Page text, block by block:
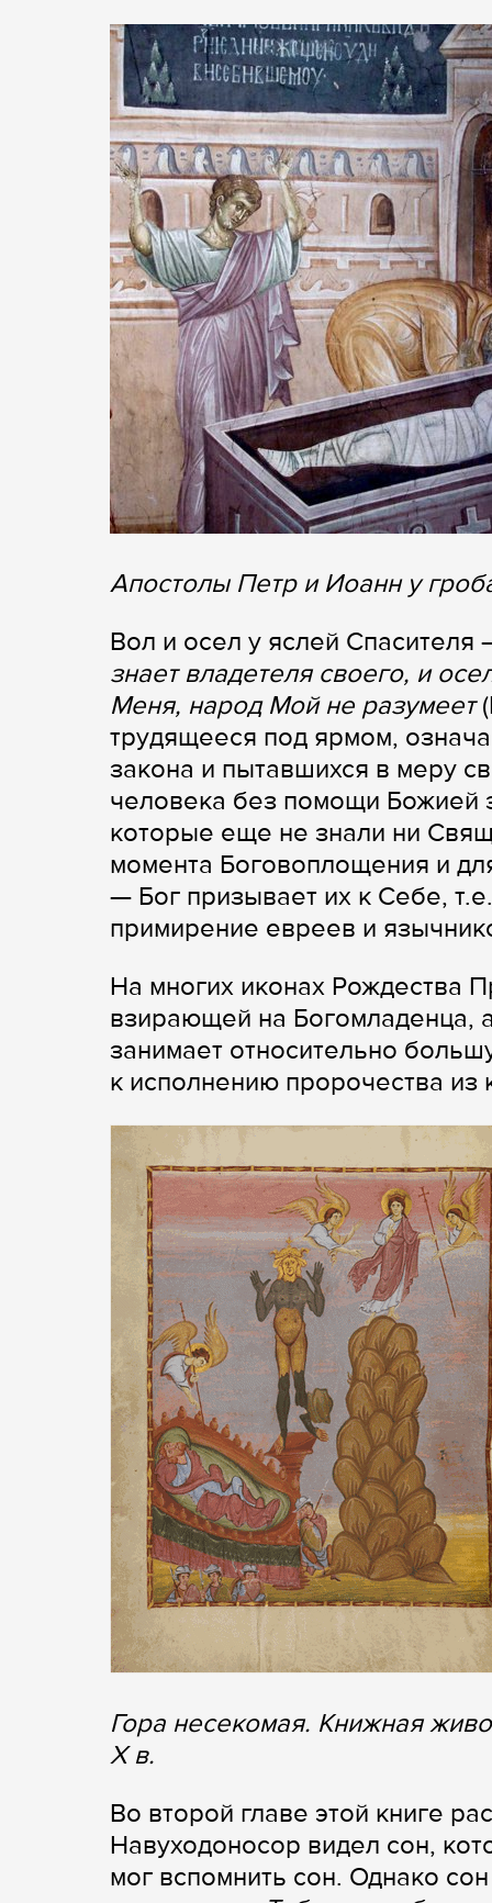
Апостолы Петр и Иоанн у
Вол и осел у яслей
знает владетеля своего, и
Меня, народ Мой не разумеет
трудящееся под ярмом,
закона и пытавшихся в меру
человека без помощи Божией
которые еще не знали ни
момента Боговоплощения и
— Бог призывает их к Себе,
примирение евреев и
На многих иконах Рождества
взирающей на Богомладенца,
занимает относительно
к исполнению пророчества из
Гора несекомая. Книжная
X в.
Во второй главе этой книге
Навуходоносор видел сон,
мог вспомнить сон. Однако